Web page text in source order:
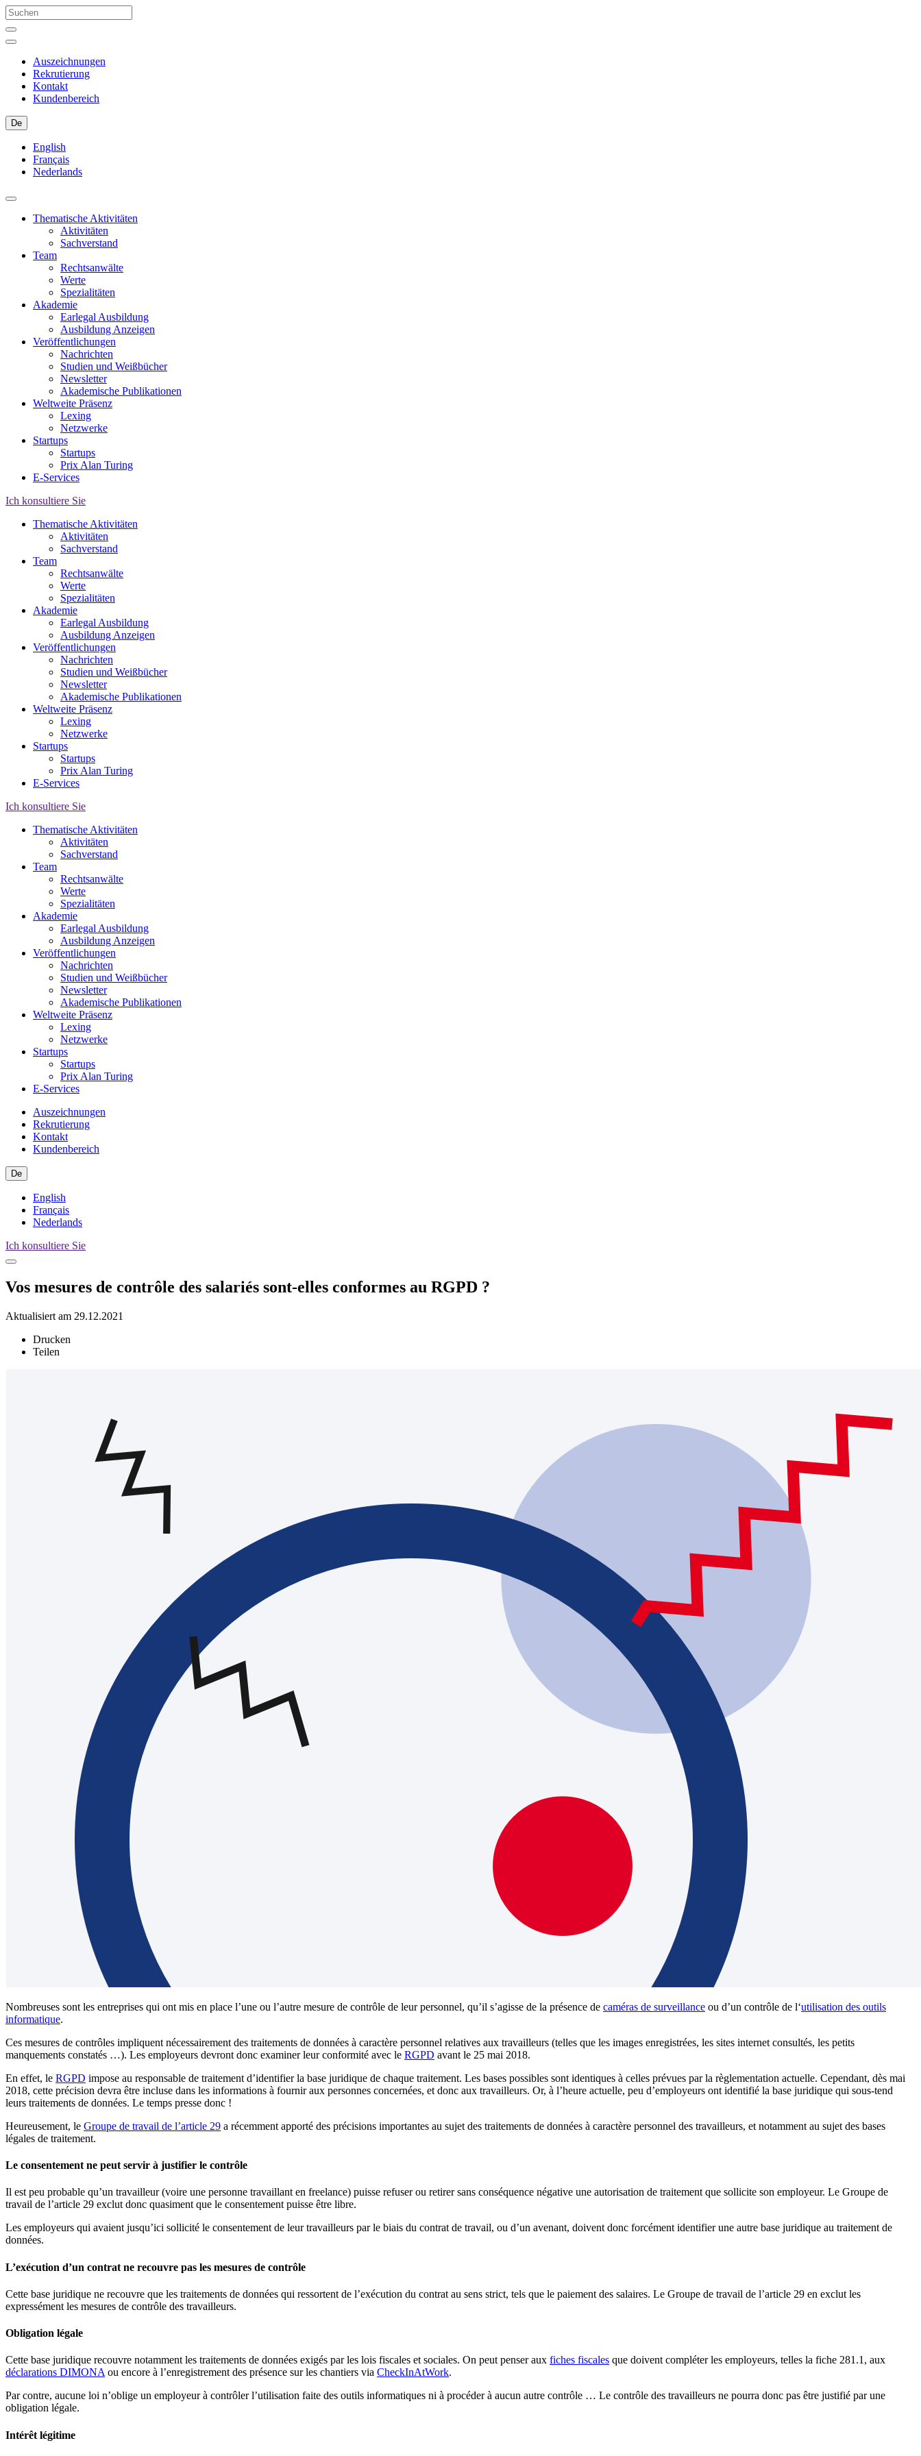
Auszeichnungen
Rekrutierung
Kontakt
Kundenbereich
De
English
Français
Nederlands
Thematische Aktivitäten
Aktivitäten
Sachverstand
Team
Rechtsanwälte
Werte
Spezialitäten
Akademie
Earlegal Ausbildung
Ausbildung Anzeigen
Veröffentlichungen
Nachrichten
Studien und Weißbücher
Newsletter
Akademische Publikationen
Weltweite Präsenz
Lexing
Netzwerke
Startups
Startups
Prix Alan Turing
E-Services
Ich konsultiere Sie
Thematische Aktivitäten
Aktivitäten
Sachverstand
Team
Rechtsanwälte
Werte
Spezialitäten
Akademie
Earlegal Ausbildung
Ausbildung Anzeigen
Veröffentlichungen
Nachrichten
Studien und Weißbücher
Newsletter
Akademische Publikationen
Weltweite Präsenz
Lexing
Netzwerke
Startups
Startups
Prix Alan Turing
E-Services
Ich konsultiere Sie
Thematische Aktivitäten
Aktivitäten
Sachverstand
Team
Rechtsanwälte
Werte
Spezialitäten
Akademie
Earlegal Ausbildung
Ausbildung Anzeigen
Veröffentlichungen
Nachrichten
Studien und Weißbücher
Newsletter
Akademische Publikationen
Weltweite Präsenz
Lexing
Netzwerke
Startups
Startups
Prix Alan Turing
E-Services
Auszeichnungen
Rekrutierung
Kontakt
Kundenbereich
De
English
Français
Nederlands
Ich konsultiere Sie
Vos mesures de contrôle des salariés sont-elles conformes au RGPD ?
Aktualisiert am 29.12.2021
Drucken
Teilen
Nombreuses sont les entreprises qui ont mis en place l’une ou l’autre mesure de contrôle de leur personnel, qu’il s’agisse de la présence de caméras de surveillance ou d’un contrôle de l‘utilisation des outils
informatique.
Ces mesures de contrôles impliquent nécessairement des traitements de données à caractère personnel relatives aux travailleurs (telles que les images enregistrées, les sites internet consultés, les petits
manquements constatés …). Les employeurs devront donc examiner leur conformité avec le RGPD avant le 25 mai 2018.
En effet, le RGPD impose au responsable de traitement d’identifier la base juridique de chaque traitement. Les bases possibles sont identiques à celles prévues par la règlementation actuelle. Cependant, dès mai
2018, cette précision devra être incluse dans les informations à fournir aux personnes concernées, et donc aux travailleurs. Or, à l’heure actuelle, peu d’employeurs ont identifié la base juridique qui sous-tend
leurs traitements de données. Le temps presse donc !
Heureusement, le Groupe de travail de l’article 29 a récemment apporté des précisions importantes au sujet des traitements de données à caractère personnel des travailleurs, et notamment au sujet des bases
légales de traitement.
Le consentement ne peut servir à justifier le contrôle
Il est peu probable qu’un travailleur (voire une personne travaillant en freelance) puisse refuser ou retirer sans conséquence négative une autorisation de traitement que sollicite son employeur. Le Groupe de
travail de l’article 29 exclut donc quasiment que le consentement puisse être libre.
Les employeurs qui avaient jusqu’ici sollicité le consentement de leur travailleurs par le biais du contrat de travail, ou d’un avenant, doivent donc forcément identifier une autre base juridique au traitement de
données.
L’exécution d’un contrat ne recouvre pas les mesures de contrôle
Cette base juridique ne recouvre que les traitements de données qui ressortent de l’exécution du contrat au sens strict, tels que le paiement des salaires. Le Groupe de travail de l’article 29 en exclut les
expressément les mesures de contrôle des travailleurs.
Obligation légale
Cette base juridique recouvre notamment les traitements de données exigés par les lois fiscales et sociales. On peut penser aux fiches fiscales que doivent compléter les employeurs, telles la fiche 281.1, aux
déclarations DIMONAou encore à l’enregistrement des présence sur les chantiers via CheckInAtWork.
Par contre, aucune loi n’oblige un employeur à contrôler l’utilisation faite des outils informatiques ni à procéder à aucun autre contrôle … Le contrôle des travailleurs ne pourra donc pas être justifié par une
obligation légale.
Intérêt légitime